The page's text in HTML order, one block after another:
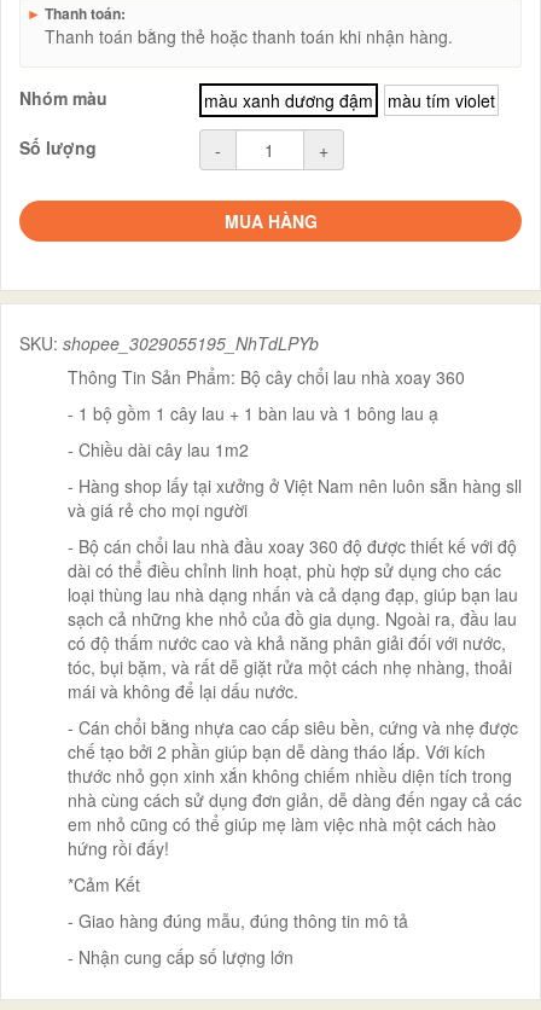
► Thanh toán:
Thanh toán bằng thẻ hoặc thanh toán khi nhận hàng.
Nhóm màu màu xanh dương đậm
màu tím violet
Số lượng
- +
MUA HÀNG
SKU: shopee_3029055195_NhTdLPYb
Thông Tin Sản Phẩm: Bộ cây chổi lau nhà xoay 360
- 1 bộ gồm 1 cây lau + 1 bàn lau và 1 bông lau ạ
- Chiều dài cây lau 1m2
- Hàng shop lấy tại xưởng ở Việt Nam nên luôn sẵn hàng sll
và giá rẻ cho mọi người
- Bộ cán chổi lau nhà đầu xoay 360 độ được thiết kế với độ
dài có thể điều chỉnh linh hoạt, phù hợp sử dụng cho các
loại thùng lau nhà dạng nhấn và cả dạng đạp, giúp bạn lau
sạch cả những khe nhỏ của đồ gia dụng. Ngoài ra, đầu lau
có độ thấm nước cao và khả năng phân giải đối với nước,
tóc, bụi bặm, và rất dễ giặt rửa một cách nhẹ nhàng, thoải
mái và không để lại dấu nước.
- Cán chổi bằng nhựa cao cấp siêu bền, cứng và nhẹ được
chế tạo bởi 2 phần giúp bạn dễ dàng tháo lắp. Với kích
thước nhỏ gọn xinh xắn không chiếm nhiều diện tích trong
nhà cùng cách sử dụng đơn giản, dễ dàng đến ngay cả các
em nhỏ cũng có thể giúp mẹ làm việc nhà một cách hào
hứng rồi đấy!
*Cảm Kết
- Giao hàng đúng mẫu, đúng thông tin mô tả
- Nhận cung cấp số lượng lớn